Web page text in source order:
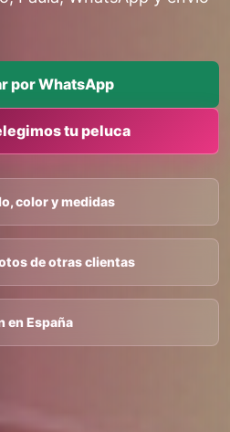
por WhatsApp
tu peluca
color y medidas
de otras clientas
en España